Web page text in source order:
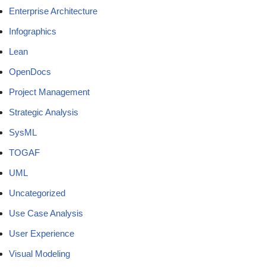
Enterprise Architecture
Infographics
Lean
OpenDocs
Project Management
Strategic Analysis
SysML
TOGAF
UML
Uncategorized
Use Case Analysis
User Experience
Visual Modeling